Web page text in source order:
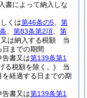
書によって納入しな
くは第46条の5
第
第83条第2項
第
は納入する税額 当
までの期間
告書又は第139条第1
る税額を除く。) 当
経過する日までの期
告書又は第139条第1